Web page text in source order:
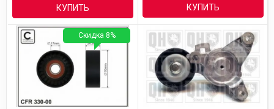
КУПИТЬ КУПИТЬ
Скидка 8%